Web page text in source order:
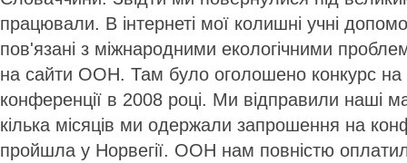
працювали. В інтернеті мої колишні учні
пов'язані з міжнародними екологічними
на сайти ООН. Там було оголошено конкурс на
конференції в 2008 році. Ми відправили наші
кілька місяців ми одержали запрошення на
пройшла у Норвегії. ООН нам повністю